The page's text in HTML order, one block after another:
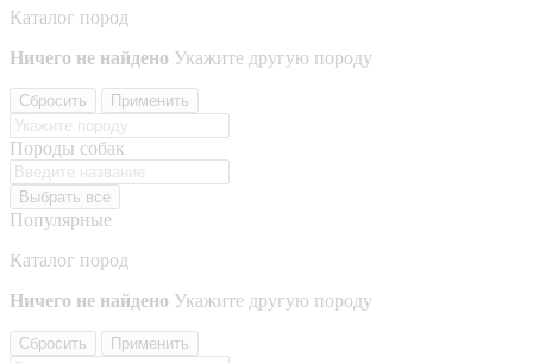
Каталог пород
Ничего не найдено Укажите другую породу
Сбросить Применить
Породы собак
Выбрать все
Популярные
Каталог пород
Ничего не найдено Укажите другую породу
Сбросить Применить